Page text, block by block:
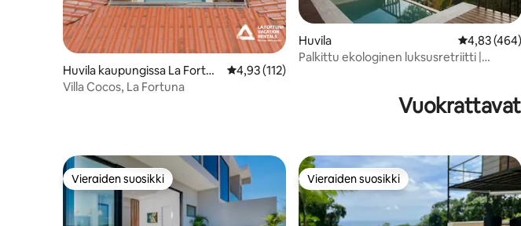
Huvila kaupungissa La Fortun
a
Keskimääräinen arvio 4,93/5, 112 arvostelua
4,93 (112)
Villa Cocos, La Fortuna
Huvila
4,83 (464)
Palkittu ekologinen luksusretriitti |
Vieraiden suosikki
Vieraiden suosikki Vieraiden suosikki
Vieraiden suosikki